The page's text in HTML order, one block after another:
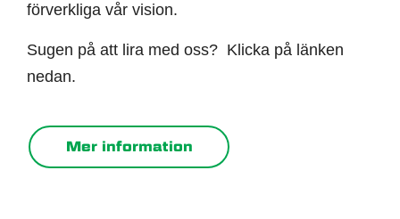
förverkliga vår vision.
Sugen på att lira med oss? Klicka på länken
nedan.
Mer information